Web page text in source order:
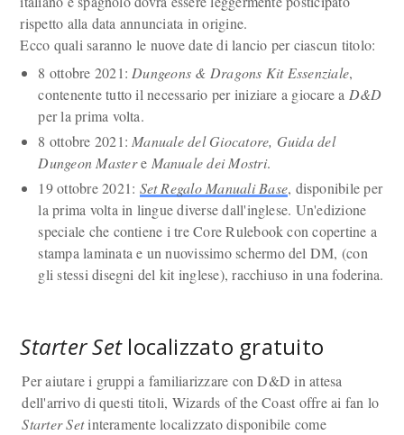
rispetto alla data annunciata in origine.
Ecco quali saranno le nuove date di lancio per ciascun titolo:
8 ottobre 2021: Dungeons & Dragons Kit Essenziale,
contenente tutto il necessario per iniziare a giocare a D&D
per la prima volta.
8 ottobre 2021: Manuale del Giocatore, Guida del
Dungeon Mastere Manuale dei Mostri.
19 ottobre 2021: Set Regalo Manuali Base, disponibile per
la prima volta in lingue diverse dall'inglese. Un'edizione
speciale che contiene i tre Core Rulebook con copertine a
stampa laminata e un nuovissimo schermo del DM, (con
gli stessi disegni del kit inglese), racchiuso in una foderina.
Starter Setlocalizzato gratuito
Per aiutare i gruppi a familiarizzare con D&D in attesa
dell'arrivo di questi titoli, Wizards of the Coast offre ai fan lo
Starter Setinteramente localizzato disponibile come